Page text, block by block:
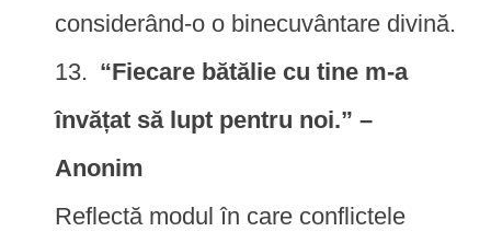
considerând-o o binecuvântare divină.
“Fiecare bătălie cu tine m-a
învățat să lupt pentru noi.” –
Anonim
Reflectă modul în care conflictele